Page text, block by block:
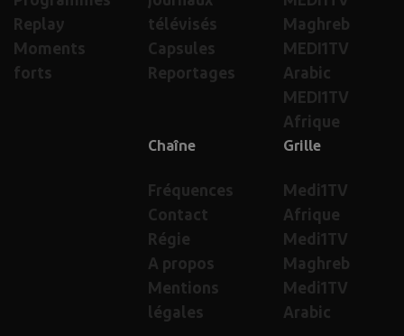
Maghreb
MEDI1TV
Arabic
MEDI1TV
Afrique
télévisés
Capsules
Reportages
Replay
Moments
forts
Grille
Medi1TV
Afrique
Medi1TV
Maghreb
Medi1TV
Arabic
Chaîne
Fréquences
Contact
Régie
A propos
Mentions
légales